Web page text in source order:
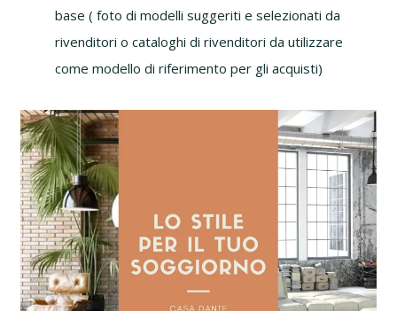
base ( foto di modelli suggeriti e selezionati da
rivenditori o cataloghi di rivenditori da utilizzare
come modello di riferimento per gli acquisti)